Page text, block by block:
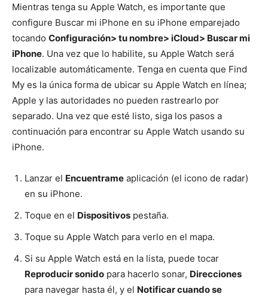
Mientras tenga su Apple Watch, es importante que
configure Buscar mi iPhone en su iPhone emparejado
tocando Configuración> tu nombre> iCloud> Buscar mi
iPhone. Una vez que lo habilite, su Apple Watch será
localizable automáticamente. Tenga en cuenta que Find
My es la única forma de ubicar su Apple Watch en línea;
Apple y las autoridades no pueden rastrearlo por
separado. Una vez que esté listo, siga los pasos a
continuación para encontrar su Apple Watch usando su
iPhone.
Lanzar el Encuentrame aplicación (el icono de radar)
en su iPhone.
Toque en el Dispositivos pestaña.
Toque su Apple Watch para verlo en el mapa.
Si su Apple Watch está en la lista, puede tocar
Reproducir sonido para hacerlo sonar, Direcciones
para navegar hasta él, y el Notificar cuando se